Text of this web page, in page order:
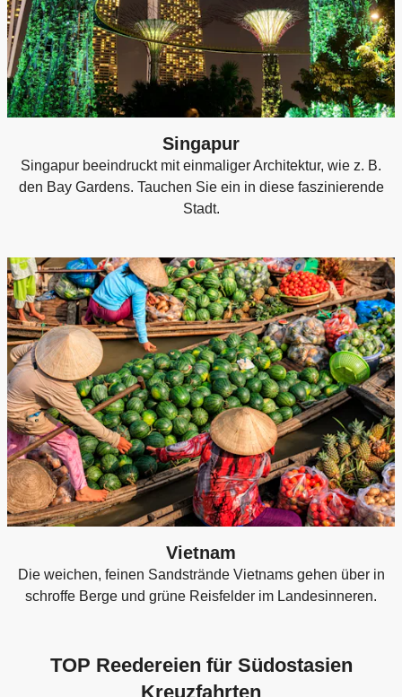
Singapur
Singapur beeindruckt mit einmaliger Architektur, wie z. B.
den Bay Gardens. Tauchen Sie ein in diese faszinierende
Stadt.
Vietnam
Die weichen, feinen Sandstrände Vietnams gehen über in
schroffe Berge und grüne Reisfelder im Landesinneren.
TOP Reedereien für Südostasien
Kreuzfahrten